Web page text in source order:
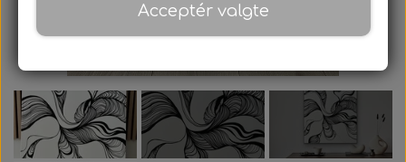
Acceptér valgte